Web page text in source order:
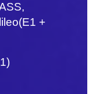
+